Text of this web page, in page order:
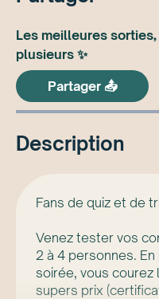
Les meilleures
plusieurs ✨
Partager 📤
Description
Fans de quiz et de
Venez tester vos
2 à 4 personnes.
soirée, vous courez
supers prix